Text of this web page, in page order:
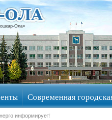
Ола»
Современная
информирует!